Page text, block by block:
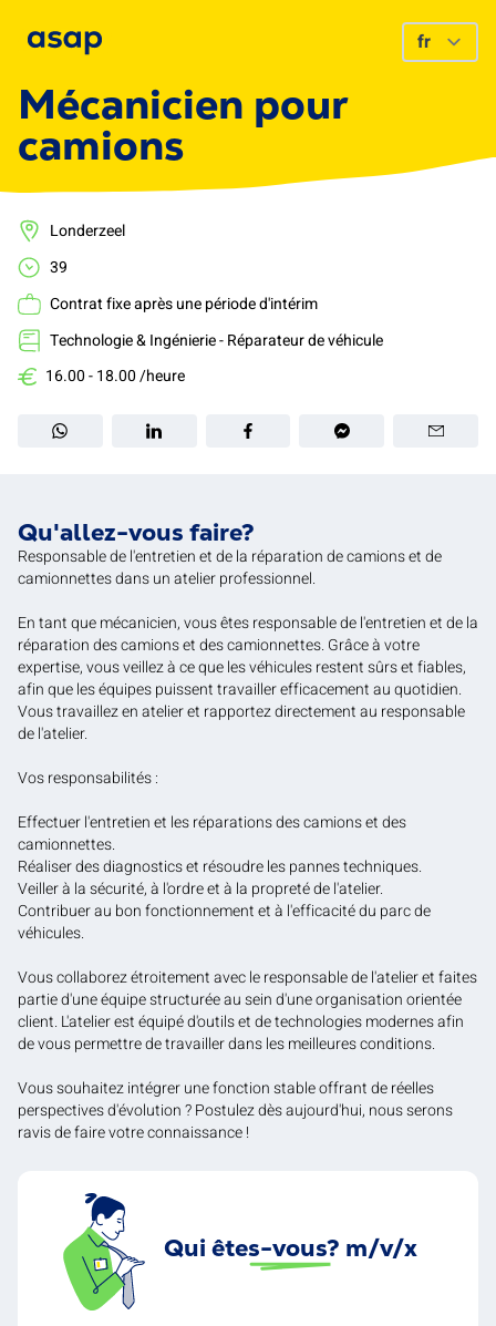
Mécanicien pour
camions
Londerzeel
39
Contrat fixe après une période d'intérim
Technologie & Ingénierie - Réparateur de véhicule
16.00 - 18.00 /heure
Qu'allez-vous faire?
Responsable de l'entretien et de la réparation de camions et de
camionnettes dans un atelier professionnel.
En tant que mécanicien, vous êtes responsable de l'entretien et de la
réparation des camions et des camionnettes. Grâce à votre
expertise, vous veillez à ce que les véhicules restent sûrs et fiables,
afin que les équipes puissent travailler efficacement au quotidien.
Vous travaillez en atelier et rapportez directement au responsable
de l'atelier.
Vos responsabilités :
Effectuer l'entretien et les réparations des camions et des
camionnettes.
Réaliser des diagnostics et résoudre les pannes techniques.
Veiller à la sécurité, à l'ordre et à la propreté de l'atelier.
Contribuer au bon fonctionnement et à l'efficacité du parc de
véhicules.
Vous collaborez étroitement avec le responsable de l'atelier et faites
partie d'une équipe structurée au sein d'une organisation orientée
client. L'atelier est équipé d'outils et de technologies modernes afin
de vous permettre de travailler dans les meilleures conditions.
Vous souhaitez intégrer une fonction stable offrant de réelles
perspectives d'évolution ? Postulez dès aujourd'hui, nous serons
ravis de faire votre connaissance !
Qui êtes-vous? m/v/x